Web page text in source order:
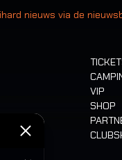
nieuws via de
VIP
SHOP